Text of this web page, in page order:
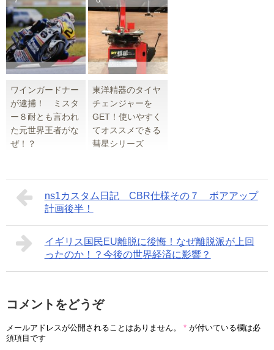
ワインガードナー
が逮捕！ ミスタ
ー８耐とも言われ
た元世界王者がな
ぜ！？
東洋精器のタイヤ
チェンジャーを
GET！使いやすく
てオススメできる
彗星シリーズ
ns1カスタム日記 CBR仕様その７ ボアアップ
計画後半！
イギリス国民EU離脱に後悔！なぜ離脱派が上回
ったのか！？今後の世界経済に影響？
コメントをどうぞ
メールアドレスが公開されることはありません。 * が付いている欄は必
須項目です